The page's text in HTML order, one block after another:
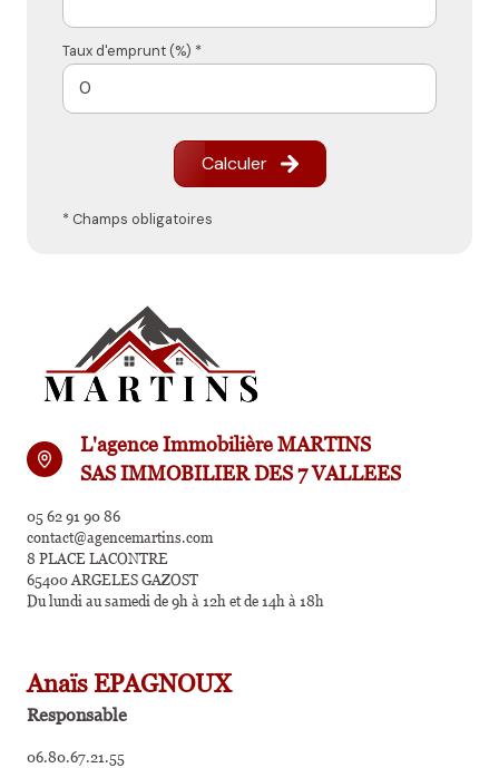
Taux d'emprunt (%) *
Calculer
* Champs obligatoires
L'agence Immobilière MARTINS
SAS IMMOBILIER DES 7 VALLEES
05 62 91 90 86
contact@agencemartins.com
8 PLACE LACONTRE
65400 ARGELES GAZOST
Du lundi au samedi de 9h à 12h et de 14h à 18h
Anaïs EPAGNOUX
Responsable
06.80.67.21.55